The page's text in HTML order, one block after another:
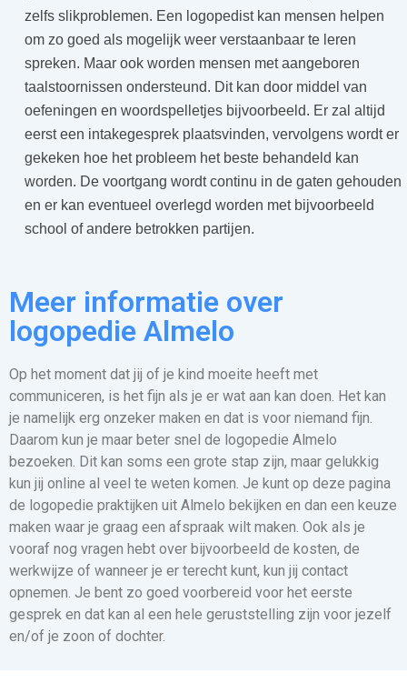
zelfs slikproblemen. Een logopedist kan mensen helpen
om zo goed als mogelijk weer verstaanbaar te leren
spreken. Maar ook worden mensen met aangeboren
taalstoornissen ondersteund. Dit kan door middel van
oefeningen en woordspelletjes bijvoorbeeld. Er zal altijd
eerst een intakegesprek plaatsvinden, vervolgens wordt er
gekeken hoe het probleem het beste behandeld kan
worden. De voortgang wordt continu in de gaten gehouden
en er kan eventueel overlegd worden met bijvoorbeeld
school of andere betrokken partijen.
Meer informatie over
logopedie Almelo
Op het moment dat jij of je kind moeite heeft met
communiceren, is het fijn als je er wat aan kan doen. Het kan
je namelijk erg onzeker maken en dat is voor niemand fijn.
Daarom kun je maar beter snel de logopedie Almelo
bezoeken. Dit kan soms een grote stap zijn, maar gelukkig
kun jij online al veel te weten komen. Je kunt op deze pagina
de logopedie praktijken uit Almelo bekijken en dan een keuze
maken waar je graag een afspraak wilt maken. Ook als je
vooraf nog vragen hebt over bijvoorbeeld de kosten, de
werkwijze of wanneer je er terecht kunt, kun jij contact
opnemen. Je bent zo goed voorbereid voor het eerste
gesprek en dat kan al een hele geruststelling zijn voor jezelf
en/of je zoon of dochter.